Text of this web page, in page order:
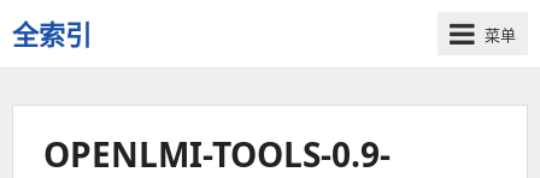
全索引
一
些
菜单
OPENLMI-TOOLS-0.9-